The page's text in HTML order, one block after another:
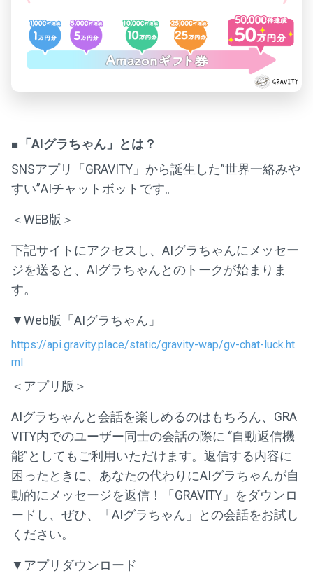
■「AIグラちゃん」とは？
SNSアプリ「GRAVITY」から誕生した”世界一絡みや
すい”AIチャットボットです。
＜WEB版＞
下記サイトにアクセスし、AIグラちゃんにメッセー
ジを送ると、AIグラちゃんとのトークが始まりま
す。
▼Web版「AIグラちゃん」
https://api.gravity.place/static/gravity-wap/gv-chat-luck.ht
ml
＜アプリ版＞
AIグラちゃんと会話を楽しめるのはもちろん、GRA
VITY内でのユーザー同士の会話の際に “自動返信機
能”としてもご利用いただけます。返信する内容に
困ったときに、あなたの代わりにAIグラちゃんが自
動的にメッセージを返信！「GRAVITY」をダウンロ
ードし、ぜひ、「AIグラちゃん」との会話をお試し
ください。
▼アプリダウンロード